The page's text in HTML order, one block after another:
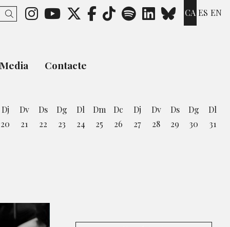
CA ES EN
Link a instagram
Link a youtube
Link a twitter
Link a facebook
Link a ticktok
Link a spotify
Link aLink a
Cercar
Media Contacte
Dj
20
Dv
21
Ds
22
Dg
23
Dl
24
Dm
25
Dc
26
Dj
27
Dv
28
Ds
29
Dg
30
Dl
31